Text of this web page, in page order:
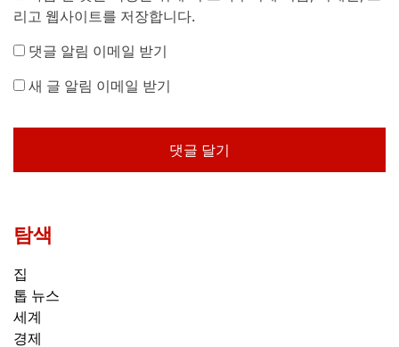
리고 웹사이트를 저장합니다.
댓글 알림 이메일 받기
새 글 알림 이메일 받기
탐색
집
톱 뉴스
세계
경제